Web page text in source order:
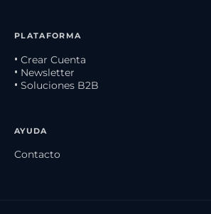
PLATAFORMA
• Crear Cuenta
• Newsletter
• Soluciones B2B
AYUDA
Contacto